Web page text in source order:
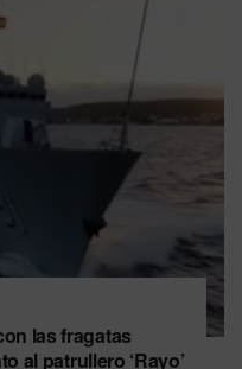
las fragatas
al patrullero ‘Rayo’